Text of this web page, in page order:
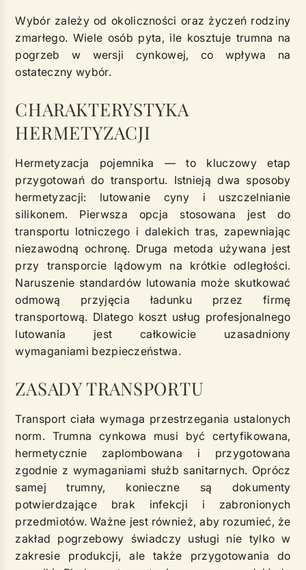
Wybór zależy od okoliczności oraz życzeń rodziny
zmarłego. Wiele osób pyta, ile kosztuje trumna na
pogrzeb w wersji cynkowej, co wpływa na
ostateczny wybór.
CHARAKTERYSTYKA
HERMETYZACJI
Hermetyzacja pojemnika — to kluczowy etap
przygotowań do transportu. Istnieją dwa sposoby
hermetyzacji: lutowanie cyny i uszczelnianie
silikonem. Pierwsza opcja stosowana jest do
transportu lotniczego i dalekich tras, zapewniając
niezawodną ochronę. Druga metoda używana jest
przy transporcie lądowym na krótkie odległości.
Naruszenie standardów lutowania może skutkować
odmową przyjęcia ładunku przez firmę
transportową. Dlatego koszt usług profesjonalnego
lutowania jest całkowicie uzasadniony
wymaganiami bezpieczeństwa.
ZASADY TRANSPORTU
Transport ciała wymaga przestrzegania ustalonych
norm. Trumna cynkowa musi być certyfikowana,
hermetycznie zaplombowana i przygotowana
zgodnie z wymaganiami służb sanitarnych. Oprócz
samej trumny, konieczne są dokumenty
potwierdzające brak infekcji i zabronionych
przedmiotów. Ważne jest również, aby rozumieć, że
zakład pogrzebowy świadczy usługi nie tylko w
zakresie produkcji, ale także przygotowania do